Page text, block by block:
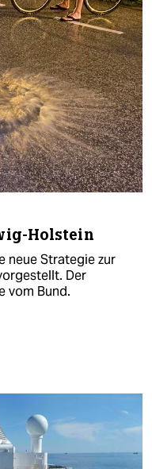
Holstein
neue Strategie zur
Der
vom Bund.